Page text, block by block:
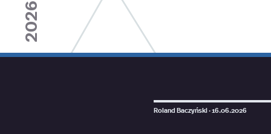
2026
Roland Baczyński ·16.06.2026